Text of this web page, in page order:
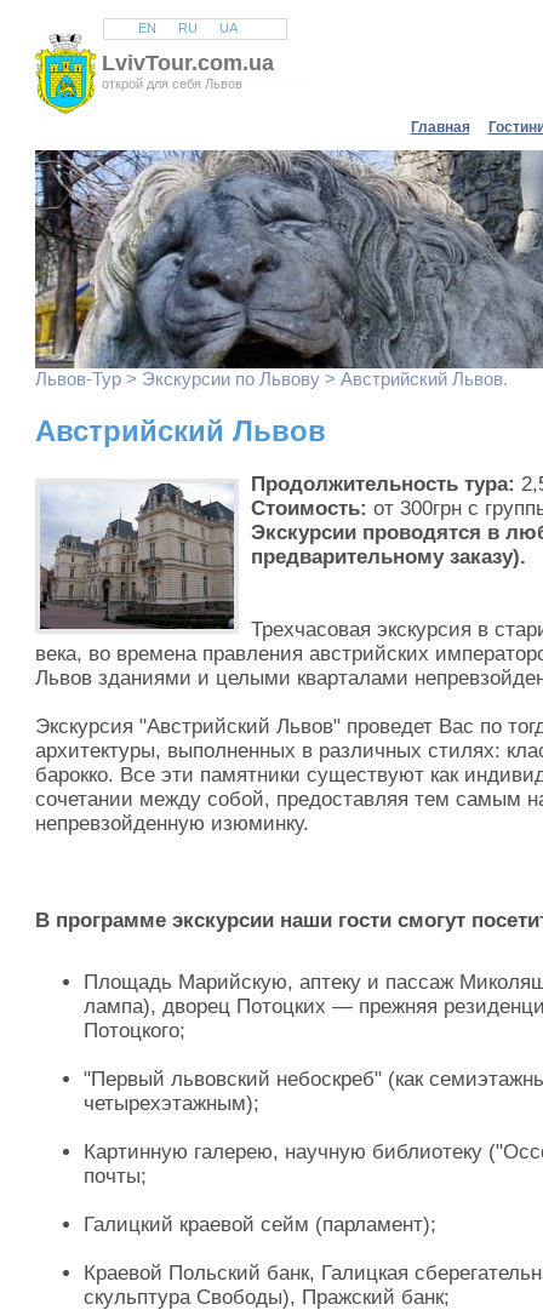
EN RU UA
LvivTour.com.ua
открой для себя Львов
Главная
Львов-Тур > Экскурсии по Львову> Австрийский Львов.
Австрийский Львов
Продолжительность тура:
Стоимость: от 300грн с
Экскурсии проводятся в
предварительному заказу).
Трехчасовая экскурсия в
века, во времена правления австрийских
Львов зданиями и целыми кварталами
Экскурсия "Австрийский Львов" проведет Вас по
архитектуры, выполненных в различных стилях:
барокко. Все эти памятники существуют как
сочетании между собой, предоставляя тем самым
непревзойденную изюминку.
В программе экскурсии наши гости смогут
Площадь Марийскую, аптеку и пассаж
лампа), дворец Потоцких — прежняя
Потоцкого;
"Первый львовский небоскреб" (как
четырехэтажным);
Картинную галерею, научную библиотеку
почты;
Галицкий краевой сейм (парламент);
Краевой Польский банк, Галицкая
скульптура Свободы), Пражский банк;